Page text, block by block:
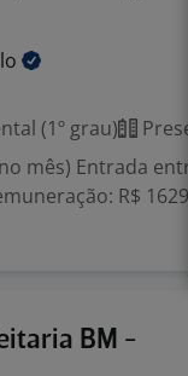
(1º grau)
mês) Entrada
R$
BM -